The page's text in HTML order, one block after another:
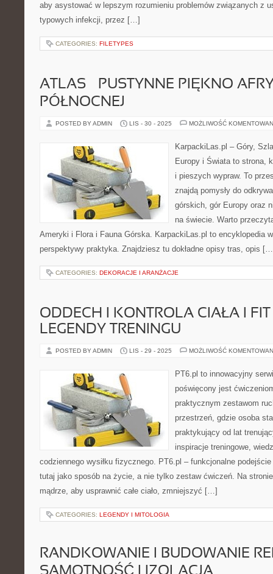
aby asystować w lepszym rozumieniu problemów związanych z
typowych infekcji, przez […]
CATEGORIES: FILETYPES
ATLAS – PUSTYNNE PIĘKNO
PÓŁNOCNEJ
POSTED BY ADMIN LIS - 30 - 2025 MOŻLIWOŚĆ
KarpackiLas.pl – Góry,
Europy i Świata to strona,
i pieszych wypraw. To
znajdą pomysły do
górskich, gór Europy oraz
na świecie. Warto
Ameryki i Flora i Fauna Górska. KarpackiLas.pl to encyklopedia
perspektywy praktyka. Znajdziesz tu dokładne opisy tras, opis
CATEGORIES: DEKORACJE I ARANŻACJE
ODDECH I KONTROLA CIAŁA I
LEGENDY TRENINGU
POSTED BY ADMIN LIS - 29 - 2025 MOŻLIWOŚĆ
PT6.pl to innowacyjny
poświęcony jest
praktycznym zestawom
przestrzeń, gdzie osoba
praktykujący od lat
inspiracje treningowe,
codziennego wysiłku fizycznego. PT6.pl – funkcjonalne
tutaj jako sposób na życie, a nie tylko zestaw ćwiczeń. Na
mądrze, aby usprawnić całe ciało, zmniejszyć […]
CATEGORIES: LEGENDY I MITOLOGIA
RANDKOWANIE I BUDOWANIE